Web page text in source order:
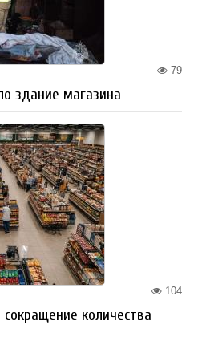
79
здание магазина
104
количества